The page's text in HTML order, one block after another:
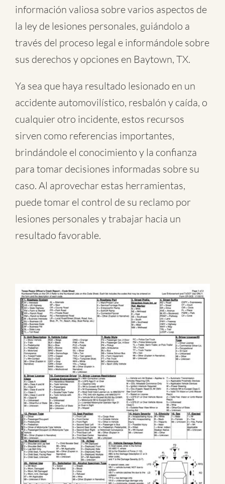
información valiosa sobre varios aspectos de
la ley de lesiones personales, guiándolo a
través del proceso legal e informándole sobre
sus derechos y opciones en Baytown, TX.
Ya sea que haya resultado lesionado en un
accidente automovilístico, resbalón y caída, o
cualquier otro incidente, estos recursos
sirven como referencias importantes,
brindándole el conocimiento y la confianza
para tomar decisiones informadas sobre su
caso. Al aprovechar estas herramientas,
puede tomar el control de su reclamo por
lesiones personales y trabajar hacia un
resultado favorable.